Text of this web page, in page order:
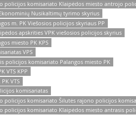
policijos komisariato Klaipėdos miesto antrojo
Nusikaltimų tyrimo skyrius
m. PK Viešosios policijos skyriaus PP
apskrities VPK viešosios policijos skyrius
miesto PK KPS
VPS
policijos komisariato Palangos miesto PK
VTS KPP
VTS
komisariatas
policijos komisariato Šilutės rajono policijos
policijos komisariato Klaipėdos miesto antrasis